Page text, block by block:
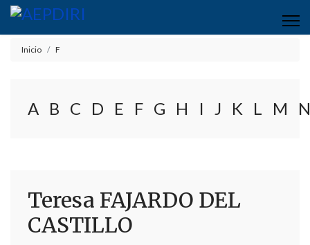
Inicio F
A B C D E F G H I J K L M N
Teresa FAJARDO DEL
CASTILLO